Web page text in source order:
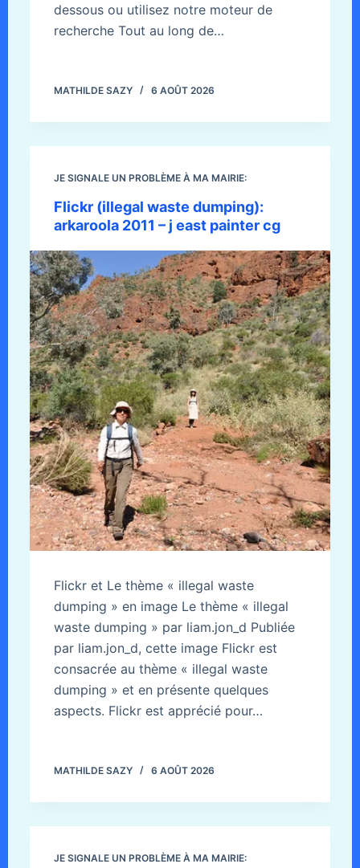
dessous ou utilisez notre moteur de
recherche Tout au long de…
MATHILDE SAZY 6 AOÛT 2026
JE SIGNALE UN PROBLÈME À MA MAIRIE:
Flickr (illegal waste dumping):
arkaroola 2011 – j east painter cg
Flickr et Le thème « illegal waste
dumping » en image Le thème « illegal
waste dumping » par liam.jon_d Publiée
par liam.jon_d, cette image Flickr est
consacrée au thème « illegal waste
dumping » et en présente quelques
aspects. Flickr est apprécié pour…
MATHILDE SAZY 6 AOÛT 2026
JE SIGNALE UN PROBLÈME À MA MAIRIE: